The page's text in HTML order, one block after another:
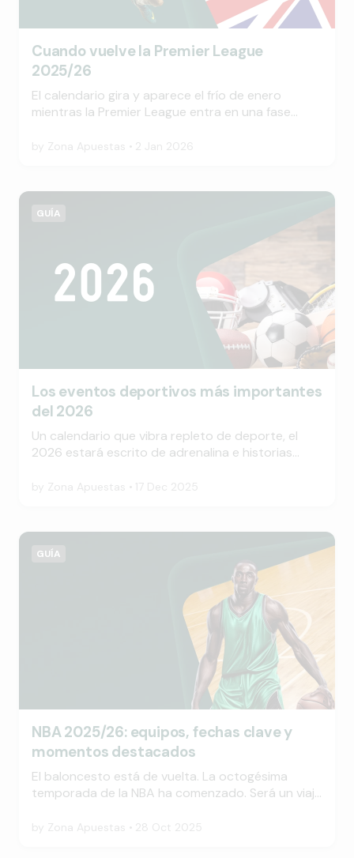
Cuando vuelve la Premier League
2025/26
El calendario gira y aparece el frío de enero
mientras la Premier League entra en una fase
a definir y la carrera por el título está más caliente
by Zona Apuestas 2 Jan 2026
GUÍA
Los eventos deportivos más importantes
del 2026
Un calendario que vibra repleto de deporte, el
2026 estará escrito de adrenalina e historias
Copa del Mundo a disputarse en Norteamérica
deporte.
by Zona Apuestas 17 Dec 2025
GUÍA
NBA 2025/26: equipos, fechas clave y
momentos destacados
El baloncesto está de vuelta. La octogésima
temporada de la NBA ha comenzado. Será un viaje
equipos. Desde la noche inaugural del 21 de
by Zona Apuestas 28 Oct 2025